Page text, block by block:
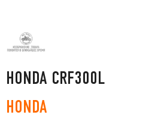
HONDA CRF300L
HONDA